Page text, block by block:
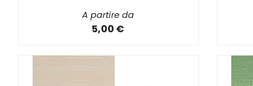
A partire da
5,00 €